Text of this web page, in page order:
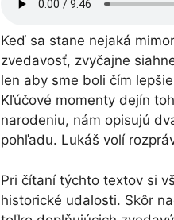
Keď sa stane nejaká
zvedavosť, zvyčajne
len aby sme boli čím
Kľúčové momenty dejín
narodeniu, nám opisujú
pohľadu. Lukáš volí
Pri čítaní týchto textov si
historické udalosti. Skôr